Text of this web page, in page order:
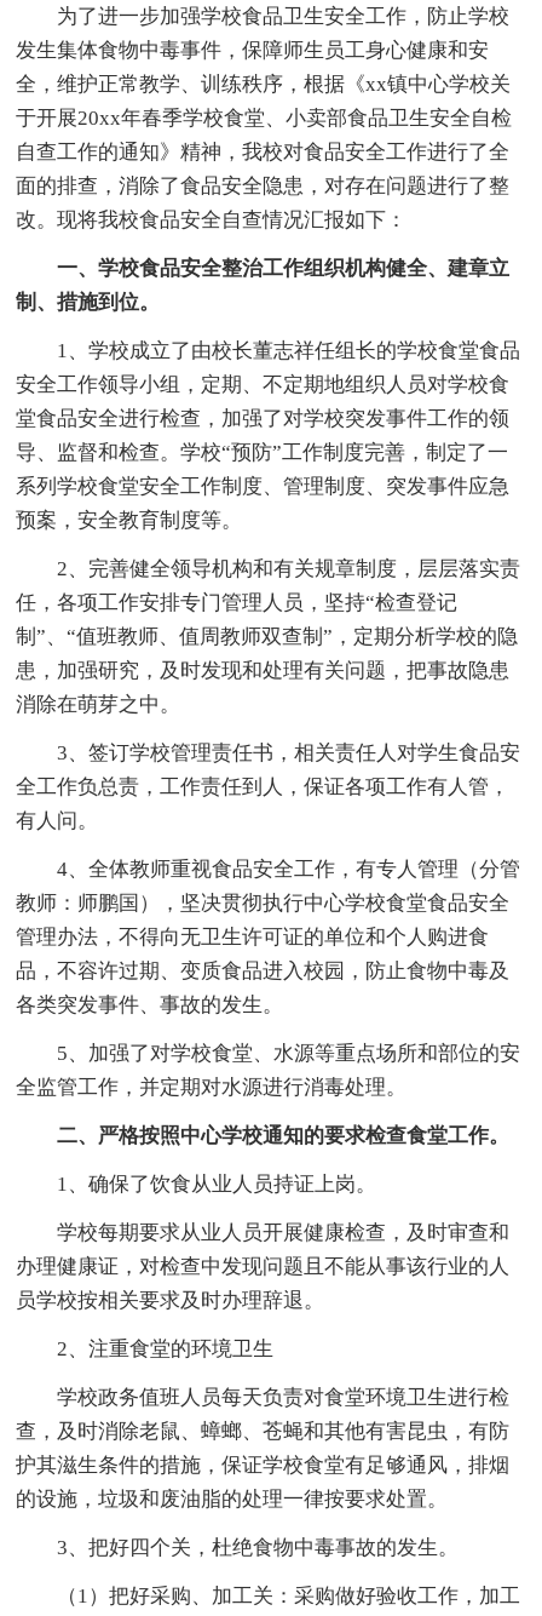
为了进一步加强学校食品卫生安全工作，防止学校
发生集体食物中毒事件，保障师生员工身心健康和安
全，维护正常教学、训练秩序，根据《xx镇中心学校关
于开展20xx年春季学校食堂、小卖部食品卫生安全自检
自查工作的通知》精神，我校对食品安全工作进行了全
面的排查，消除了食品安全隐患，对存在问题进行了整
改。现将我校食品安全自查情况汇报如下：
一、学校食品安全整治工作组织机构健全、建章立
制、措施到位。
1、学校成立了由校长董志祥任组长的学校食堂食品
安全工作领导小组，定期、不定期地组织人员对学校食
堂食品安全进行检查，加强了对学校突发事件工作的领
导、监督和检查。学校“预防”工作制度完善，制定了一
系列学校食堂安全工作制度、管理制度、突发事件应急
预案，安全教育制度等。
2、完善健全领导机构和有关规章制度，层层落实责
任，各项工作安排专门管理人员，坚持“检查登记
制”、“值班教师、值周教师双查制”，定期分析学校的隐
患，加强研究，及时发现和处理有关问题，把事故隐患
消除在萌芽之中。
3、签订学校管理责任书，相关责任人对学生食品安
全工作负总责，工作责任到人，保证各项工作有人管，
有人问。
4、全体教师重视食品安全工作，有专人管理（分管
教师：师鹏国），坚决贯彻执行中心学校食堂食品安全
管理办法，不得向无卫生许可证的单位和个人购进食
品，不容许过期、变质食品进入校园，防止食物中毒及
各类突发事件、事故的发生。
5、加强了对学校食堂、水源等重点场所和部位的安
全监管工作，并定期对水源进行消毒处理。
二、严格按照中心学校通知的要求检查食堂工作。
1、确保了饮食从业人员持证上岗。
学校每期要求从业人员开展健康检查，及时审查和
办理健康证，对检查中发现问题且不能从事该行业的人
员学校按相关要求及时办理辞退。
2、注重食堂的环境卫生
学校政务值班人员每天负责对食堂环境卫生进行检
查，及时消除老鼠、蟑螂、苍蝇和其他有害昆虫，有防
护其滋生条件的措施，保证学校食堂有足够通风，排烟
的设施，垃圾和废油脂的处理一律按要求处置。
3、把好四个关，杜绝食物中毒事故的发生。
（1）把好采购、加工关：采购做好验收工作，加工